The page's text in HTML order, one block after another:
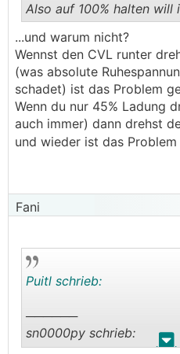
..
Also auf 100% halten will
...und warum nicht?
Wennst den CVL runter
(was absolute
schadet) ist das Problem
Wenn du nur 45% Ladung
auch immer) dann drehst
und wieder ist das
Fani
. .
Puitl schrieb:
──────
sn0000py schrieb: